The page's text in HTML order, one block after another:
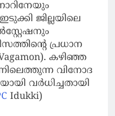
ജില്ലയിലെ
പ്രധാന
കഴിഞ്ഞ
വിനോദ
വര്‍ധിച്ചതായി
Idukki)